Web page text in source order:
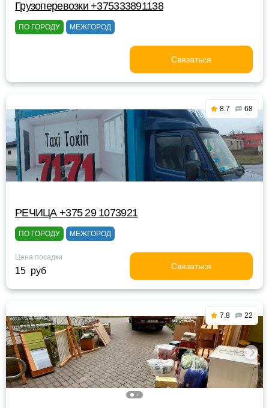
Грузоперевозки +375333891138
ПО ГОРОДУ МЕЖГОРОД
Связаться
8.7 68
РЕЧИЦА +375 29 1073921
ПО ГОРОДУ МЕЖГОРОД
Цена посадки
15 руб Связаться
7.8 22